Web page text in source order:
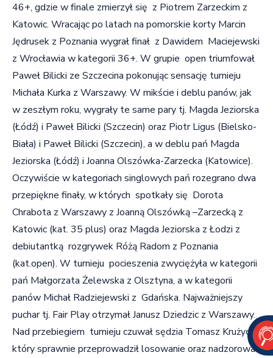
46+, gdzie w finale zmierzył się z Piotrem Zarzeckim z
Katowic. Wracając po latach na pomorskie korty Marcin
Jędrusek z Poznania wygrał finał z Dawidem Maciejewski
z Wrocławia w kategorii 36+. W grupie open triumfował
Paweł Bilicki ze Szczecina pokonując sensację turnieju
Michała Kurka z Warszawy. W mikście i deblu panów, jak
w zeszłym roku, wygrały te same pary tj. Magda Jeziorska
(Łódź) i Paweł Bilicki (Szczecin) oraz Piotr Ligus (Bielsko-
Biała) i Paweł Bilicki (Szczecin), a w deblu pań Magda
Jeziorska (Łódź) i Joanna Olszówka-Zarzecka (Katowice).
Oczywiście w kategoriach singlowych pań rozegrano dwa
przepiękne finały, w których spotkały się Dorota
Chrabota z Warszawy z Joanną Olszówką –Zarzecką z
Katowic (kat. 35 plus) oraz Magda Jeziorska z Łodzi z
debiutantką rozgrywek Różą Radom z Poznania
(kat.open). W turnieju pocieszenia zwyciężyła w kategorii
pań Małgorzata Żelewska z Olsztyna, a w kategorii
panów Michał Radziejewski z Gdańska. Najważniejszy
puchar tj. Fair Play otrzymał Janusz Dziedzic z Warszawy.
Nad przebiegiem turnieju czuwał sędzia Tomasz Krużycki,
który sprawnie przeprowadził losowanie oraz nadzorował